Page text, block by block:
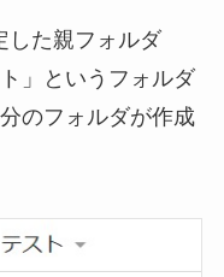
した親フォルダ
」というフォルダ
のフォルダが作成